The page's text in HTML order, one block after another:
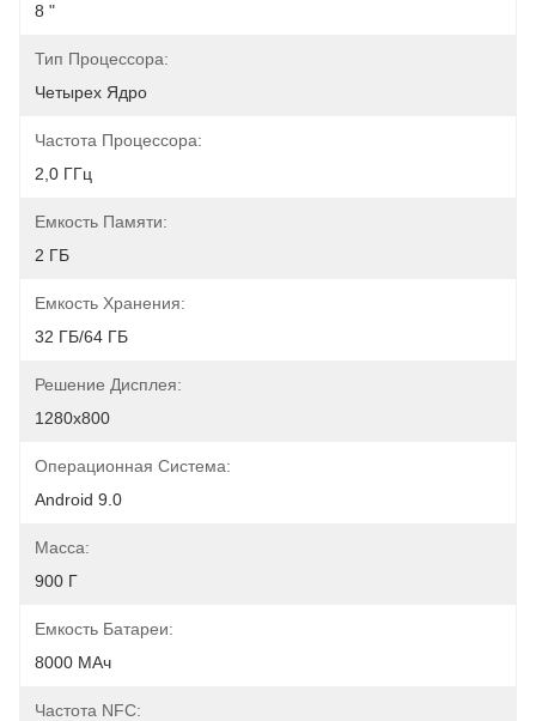
8 "
Тип Процессора:
Четырех Ядро
Частота Процессора:
2,0 ГГц
Емкость Памяти:
2 ГБ
Емкость Хранения:
32 ГБ/64 ГБ
Решение Дисплея:
1280x800
Операционная Система:
Android 9.0
Масса:
900 Г
Емкость Батареи:
8000 МАч
Частота NFC: